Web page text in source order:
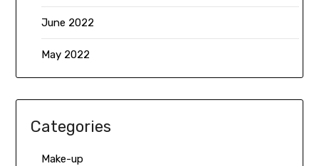
June 2022
May 2022
Categories
Make-up